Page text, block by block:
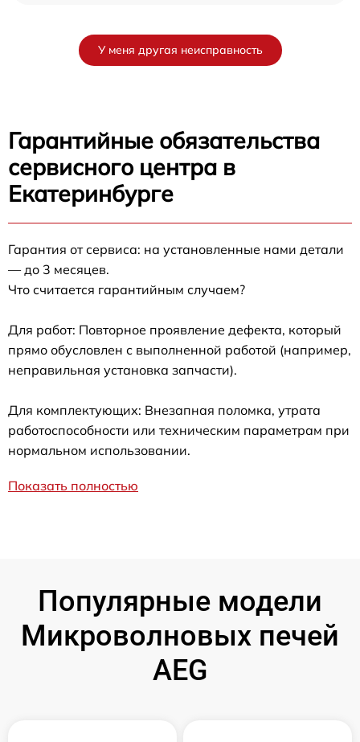
У меня другая неисправность
Гарантийные обязательства
сервисного центра в
Екатеринбурге
Гарантия от сервиса: на установленные нами детали
— до 3 месяцев.
Что считается гарантийным случаем?
Для работ: Повторное проявление дефекта, который
прямо обусловлен с выполненной работой (например,
неправильная установка запчасти).
Для комплектующих: Внезапная поломка, утрата
работоспособности или техническим параметрам при
нормальном использовании.
Показать полностью
Популярные модели
Микроволновых печей
AEG